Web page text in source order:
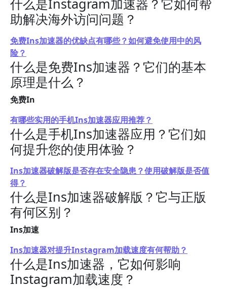
什么是Instagram加速器？它如何帮
助解决海外访问问题？
免费Ins加速器的优缺点有哪些？如何避免使用中的风
险？
什么是免费Ins加速器？它们的基本
原理是什么？
免费In
有哪些实用的手机Ins加速器应用推荐？
什么是手机Ins加速器应用？它们如
何提升您的使用体验？
Ins加速器破解版是否存在安全隐患？使用破解版是否值
得？
什么是Ins加速器破解版？它与正版
有何区别？
Ins加速
Ins加速器对提升Instagram加载速度有何帮助？
什么是Ins加速器，它如何影响
Instagram加载速度？